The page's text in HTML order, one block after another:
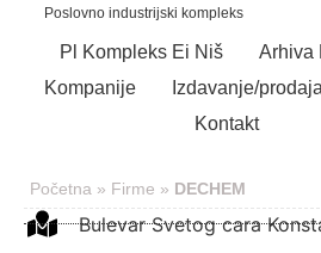
Poslovno industrijski kompleks
Pl Kompleks Ei Niš
Arhiva
Kompanije
Izdavanje/
Kontakt
Početna » Firme » DECHEM
Bulevar Svetog cara